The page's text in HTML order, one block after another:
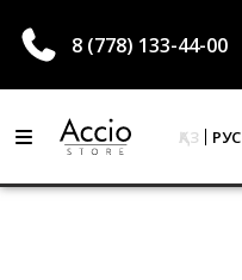
8 (778) 133-44-00
ҚАЗ РУС